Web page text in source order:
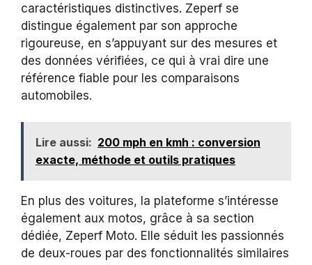
caractéristiques distinctives. Zeperf se
distingue également par son approche
rigoureuse, en s’appuyant sur des mesures et
des données vérifiées, ce qui à vrai dire une
référence fiable pour les comparaisons
automobiles.
Lire aussi: 200 mph en kmh : conversion
exacte, méthode et outils pratiques
En plus des voitures, la plateforme s’intéresse
également aux motos, grâce à sa section
dédiée, Zeperf Moto. Elle séduit les passionnés
de deux-roues par des fonctionnalités similaires